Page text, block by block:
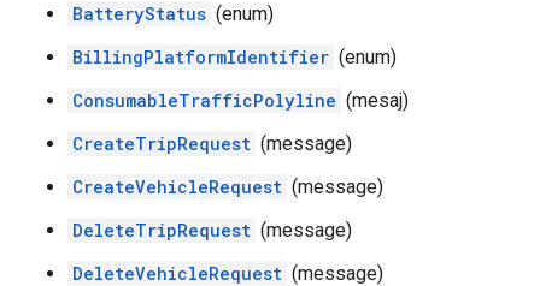
BatteryStatus (enum)
BillingPlatformIdentifier (enum)
ConsumableTrafficPolyline (mesaj)
CreateTripRequest (message)
CreateVehicleRequest (message)
DeleteTripRequest (message)
DeleteVehicleRequest (message)